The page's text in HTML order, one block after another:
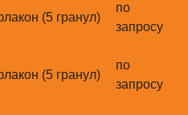
(5 гранул)
по
запросу
(5 гранул)
по
запросу